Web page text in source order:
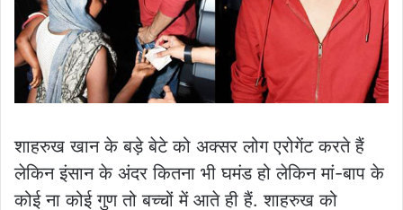
शाहरुख खान के बड़े बेटे को अक्सर लोग एरोगेंट करते हैं
लेकिन इंसान के अंदर कितना भी घमंड हो लेकिन मां-बाप के
कोई ना कोई गुण तो बच्चों में आते ही हैं. शाहरुख को